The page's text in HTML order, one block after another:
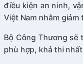
điều kiện an ninh,
Việt Nam nhằm
Bộ Công Thương sẽ
phù hợp, khả thi